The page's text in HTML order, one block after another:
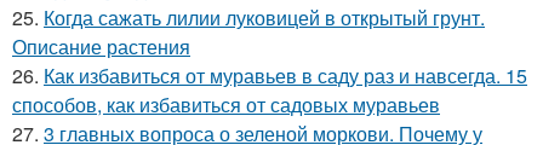
25. Когда сажать лилии луковицей в открытый грунт.
Описание растения
26. Как избавиться от муравьев в саду раз и навсегда. 15
способов, как избавиться от садовых муравьев
27. 3 главных вопроса о зеленой моркови. Почему у